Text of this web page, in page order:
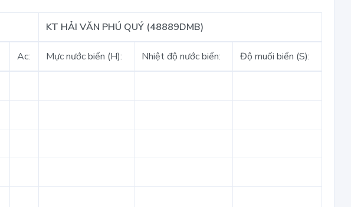
KT HẢI VĂN PHÚ QUÝ (48889DMB)
Ac: Mực nước biển (H): Nhiệt độ nước biển: Độ muối biển (S):